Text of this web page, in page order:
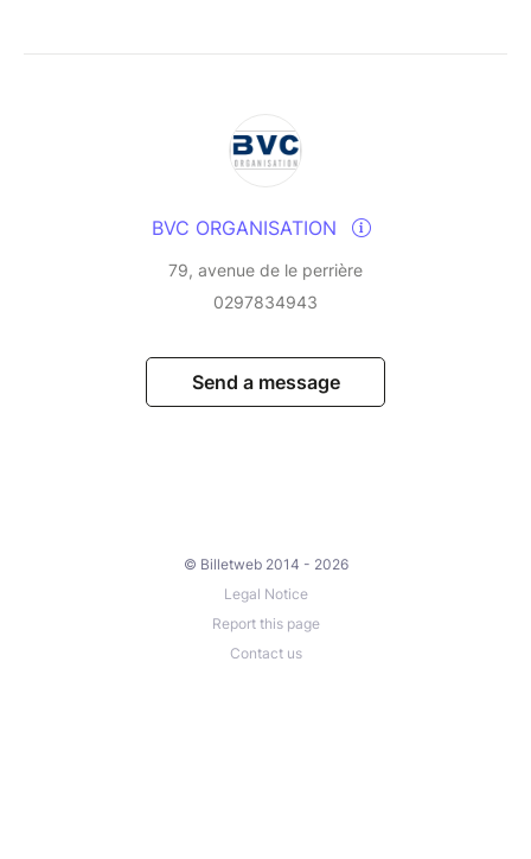
BVC ORGANISATION
79, avenue de le perrière
0297834943
Send a message
© Billetweb 2014 - 2026
Legal Notice
Report this page
Contact us